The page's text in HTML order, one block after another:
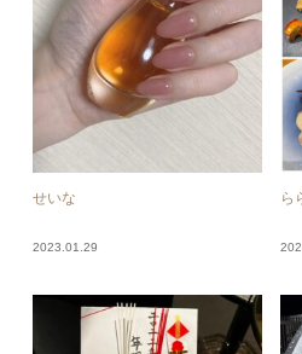
せいな
2023.01.29
ら